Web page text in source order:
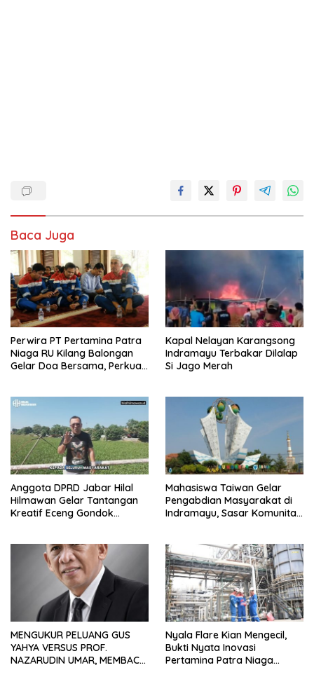
Baca Juga
Perwira PT Pertamina Patra
Niaga RU Kilang Balongan
Gelar Doa Bersama, Perkuat
Kapal Nelayan Karangsong
Indramayu Terbakar Dilalap
Si Jago Merah
Anggota DPRD Jabar Hilal
Hilmawan Gelar Tantangan
Kreatif Eceng Gondok
Mahasiswa Taiwan Gelar
Pengabdian Masyarakat di
Indramayu, Sasar Komunitas
MENGUKUR PELUANG GUS
YAHYA VERSUS PROF.
NAZARUDIN UMAR, MEMBACA
Nyala Flare Kian Mengecil,
Bukti Nyata Inovasi
Pertamina Patra Niaga